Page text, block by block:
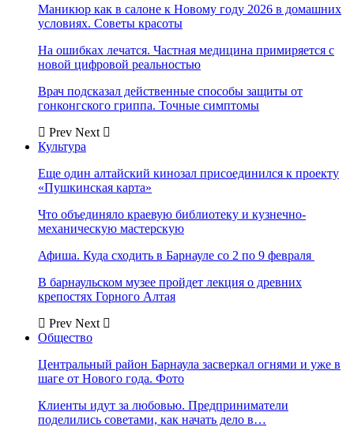
Маникюр как в салоне к Новому году 2026 в домашних
условиях. Советы красоты
На ошибках лечатся. Частная медицина примиряется с
новой цифровой реальностью
Врач подсказал действенные способы защиты от
гонконгского гриппа. Точные симптомы
Prev Next
Культура
Еще один алтайский кинозал присоединился к проекту
«Пушкинская карта»
Что объединяло краевую библиотеку и кузнечно-
механическую мастерскую
Афиша. Куда сходить в Барнауле со 2 по 9 февраля
В барнаульском музее пройдет лекция о древних
крепостях Горного Алтая
Prev Next
Общество
Центральный район Барнаула засверкал огнями и уже в
шаге от Нового года. Фото
Клиенты идут за любовью. Предприниматели
поделились советами, как начать дело в…